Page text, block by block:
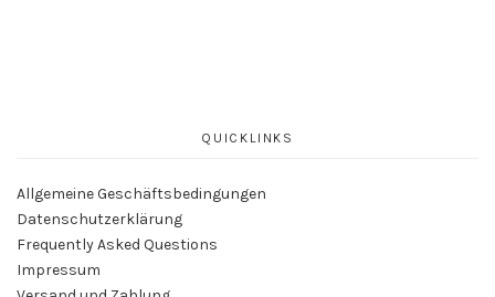
QUICKLINKS
Allgemeine Geschäftsbedingungen
Datenschutzerklärung
Frequently Asked Questions
Impressum